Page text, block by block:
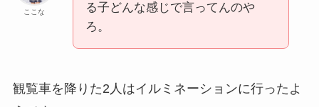
ここな
る子どんな感じで言ってんのや
ろ。
観覧車を降りた2人はイルミネーションに行ったよ